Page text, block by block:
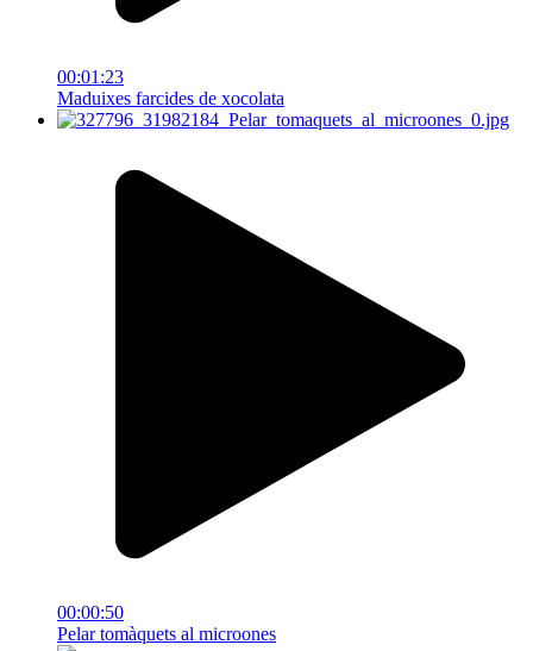
00:01:23
Maduixes farcides de xocolata
00:00:50
Pelar tomàquets al microones